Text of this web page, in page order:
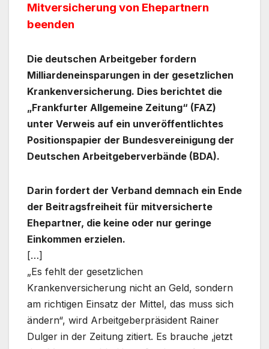
Mitversicherung von Ehepartnern
beenden
Die deutschen Arbeitgeber fordern
Milliardeneinsparungen in der gesetzlichen
Krankenversicherung. Dies berichtet die
„Frankfurter Allgemeine Zeitung“ (FAZ)
unter Verweis auf ein unveröffentlichtes
Positionspapier der Bundesvereinigung der
Deutschen Arbeitgeberverbände (BDA).
Darin fordert der Verband demnach ein Ende
der Beitragsfreiheit für mitversicherte
Ehepartner, die keine oder nur geringe
Einkommen erzielen.
[…]
„Es fehlt der gesetzlichen
Krankenversicherung nicht an Geld, sondern
am richtigen Einsatz der Mittel, das muss sich
ändern“, wird Arbeitgeberpräsident Rainer
Dulger in der Zeitung zitiert. Es brauche ‚jetzt